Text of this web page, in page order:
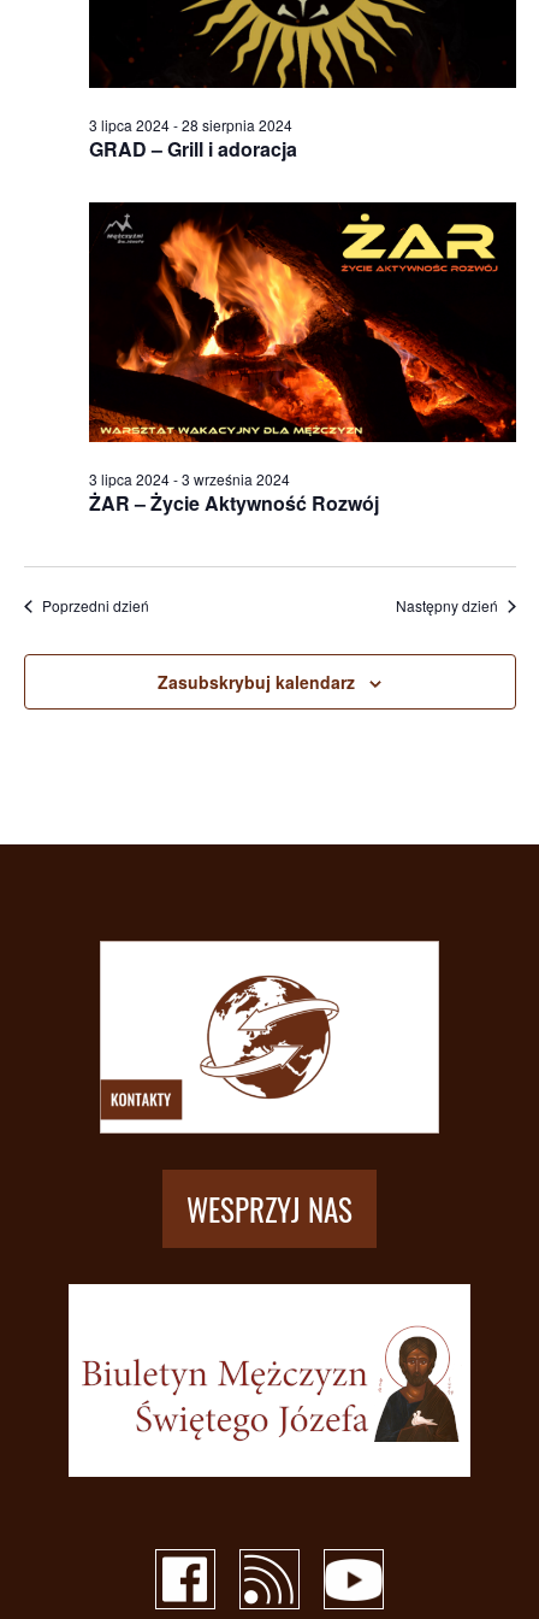
GRAD – Grill i adoracja
3 lipca 2024-28 sierpnia 2024
ŻAR – Życie Aktywność Rozwój
3 lipca 2024-3 września 2024
Poprzedni dzień Następny dzień
Zasubskrybuj kalendarz
WESPRZYJ NAS